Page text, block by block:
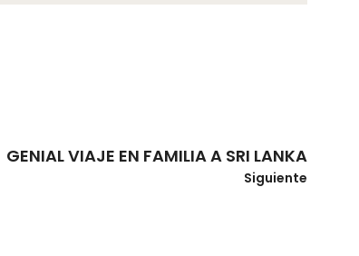
GENIAL VIAJE EN FAMILIA A SRI LANKA
Siguiente